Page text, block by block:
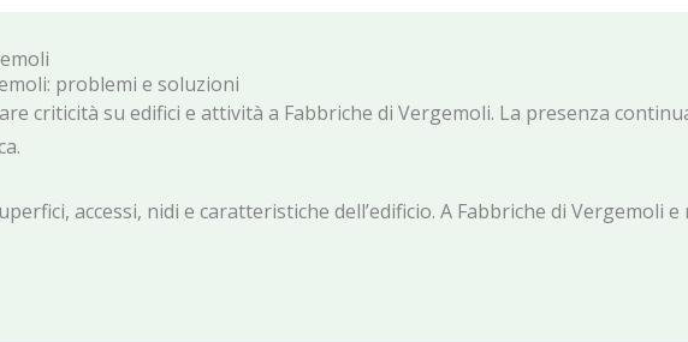
problemi e soluzioni
criticità su edifici e attività a Fabbriche di Vergemoli. La presenza
accessi, nidi e caratteristiche dell’edificio. A Fabbriche di Vergemoli